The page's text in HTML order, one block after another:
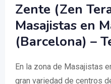
Zente (Zen
Masajistas en
(Barcelona) –
En la zona de Masajistas
gran variedad de centros